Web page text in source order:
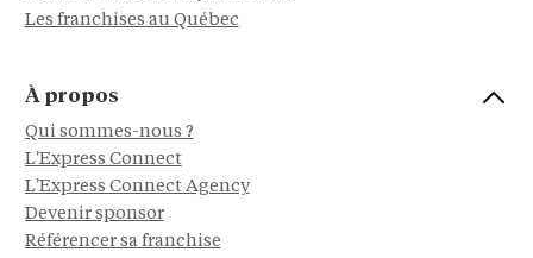
Les franchises au Québec
À propos
Qui sommes-nous ?
L'Express Connect
L'Express Connect Agency
Devenir sponsor
Référencer sa franchise